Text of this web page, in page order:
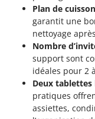
Treuils de
Vêtements de
Vibroculteurs
Lisam
Lotusgrill
M.A.I.BO.
Macom
Macte Ovens
Makita
Plan de
garantit une
nettoyage
Nombre
support sont
idéales pour 2
Deux tablettes
pratiques
assiettes,